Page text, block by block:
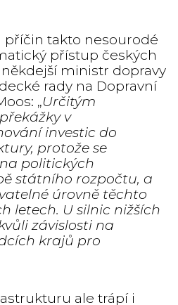
příčin takto nesourodé
přístup českých
někdejší ministr dopravy
rady na Dopravní
„Určitým
v
investic do
protože se
politických
státního rozpočtu, a
úrovně těchto
letech. U silnic nižších
závislosti na
krajů pro
ale trápí i